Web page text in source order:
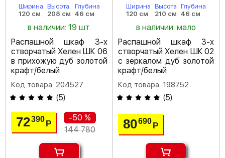
Ширина
120 см
Высота
208 см
Глубина
46 см
в наличии: 19 шт.
Распашной шкаф 3-х
створчатый Хелен ШК 06
в прихожую дуб золотой
крафт/белый
Код товара: 204527
(5)
72390Р
-50 %
144 780
Ширина
120 см
Высота
210 см
Глубина
46 см
в наличии: мало
Распашной шкаф 3-х
створчатый Хелен ШК 02
с зеркалом дуб золотой
крафт/белый
Код товара: 198752
(5)
80690 Р